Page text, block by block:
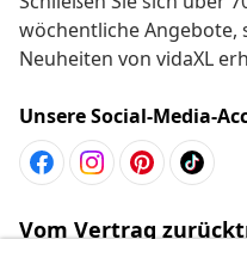
wöchentliche Angebote,
Neuheiten von vidaXL
Unsere Social-Media-
Vom Vertrag